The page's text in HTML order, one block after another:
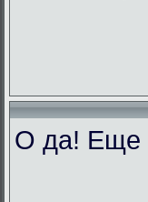
О да! Еще